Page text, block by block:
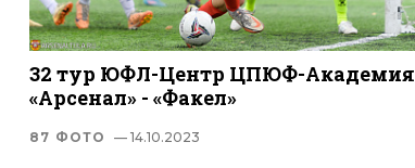
32 тур ЮФЛ-Центр ЦПЮФ-Академия
«Арсенал» - «Факел»
87 ФОТО — 14.10.2023